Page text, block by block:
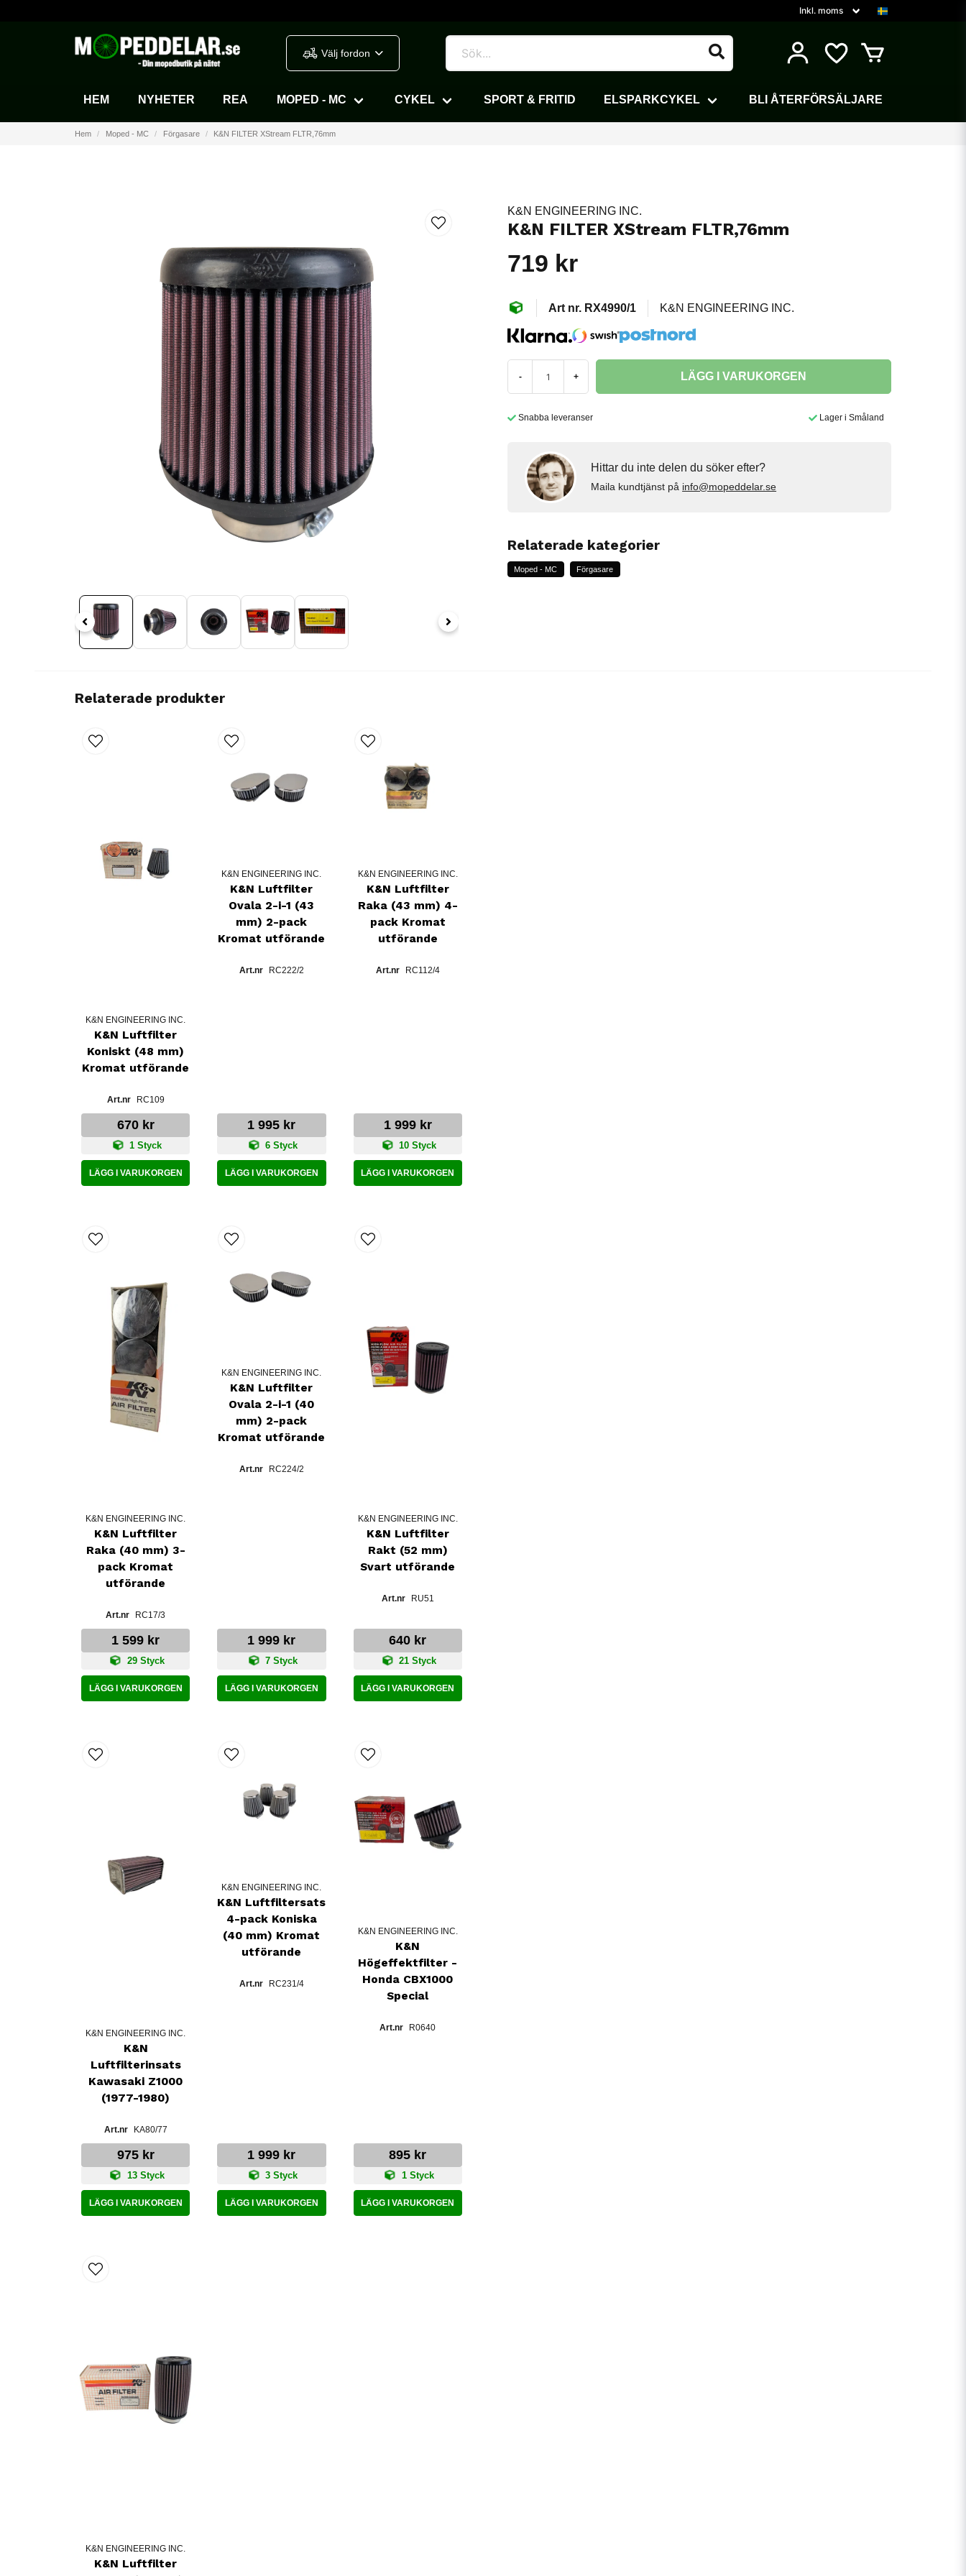
Välj fordon
HEM NYHETER REA MOPED - MC CYKEL SPORT & FRITID ELSPARKCYKEL BLI ÅTERFÖRSÄLJARE
Hem Moped - MC Förgasare K&N FILTER XStream FLTR,76mm
K&N ENGINEERING INC.
K&N FILTER XStream FLTR,76mm
719 kr
RX4990/1 K&N ENGINEERING INC.
- + LÄGG I VARUKORGEN
Snabba leveranser Lager i Småland
Hittar du inte delen du söker efter?
Maila kundtjänst på info@mopeddelar.se
Relaterade kategorier
Moped - MC Förgasare
Relaterade produkter
K&N ENGINEERING INC.
K&N Luftfilter
Koniskt (48 mm)
Kromat utförande
RC109
670 kr
1 Styck
LÄGG I VARUKORGEN
K&N ENGINEERING INC.
K&N Luftfilter
Ovala 2-i-1 (43
mm) 2-pack
Kromat utförande
RC222/2
1 995 kr
6 Styck
LÄGG I VARUKORGEN
K&N ENGINEERING INC.
K&N Luftfilter
Raka (43 mm) 4-
pack Kromat
utförande
RC112/4
1 999 kr
10 Styck
LÄGG I VARUKORGEN
K&N ENGINEERING INC.
K&N Luftfilter
Raka (40 mm) 3-
pack Kromat
utförande
RC17/3
1 599 kr
29 Styck
LÄGG I VARUKORGEN
K&N ENGINEERING INC.
K&N Luftfilter
Ovala 2-i-1 (40
mm) 2-pack
Kromat utförande
RC224/2
1 999 kr
7 Styck
LÄGG I VARUKORGEN
K&N ENGINEERING INC.
K&N Luftfilter
Rakt (52 mm)
Svart utförande
RU51
640 kr
21 Styck
LÄGG I VARUKORGEN
K&N ENGINEERING INC.
K&N
Luftfilterinsats
Kawasaki Z1000
(1977-1980)
KA80/77
975 kr
13 Styck
LÄGG I VARUKORGEN
K&N ENGINEERING INC.
K&N Luftfiltersats
4-pack Koniska
(40 mm) Kromat
utförande
RC231/4
1 999 kr
3 Styck
LÄGG I VARUKORGEN
K&N ENGINEERING INC.
K&N
Högeffektfilter -
Honda CBX1000
Special
R0640
895 kr
1 Styck
LÄGG I VARUKORGEN
K&N ENGINEERING INC.
K&N Luftfilter